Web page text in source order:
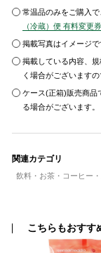
常温品のみをご購入
（冷蔵）便 有料変更券
掲載写真はイメージで
掲載している内容、
く場合がございます
ケース(正箱)販売商品
る場合がございます。
関連カテゴリ
飲料・お茶・コーヒー
こちらもおすす